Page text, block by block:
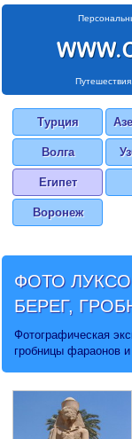
Турция
Волга
Египет
Воронеж
ФОТО
БЕРЕГ,
Фотографическая
гробницы фараонов